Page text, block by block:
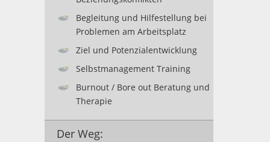
Begleitung und Hilfestellung bei
Problemen am Arbeitsplatz
Ziel und Potenzialentwicklung
Selbstmanagement Training
Burnout / Bore out Beratung und
Therapie
Der Weg: